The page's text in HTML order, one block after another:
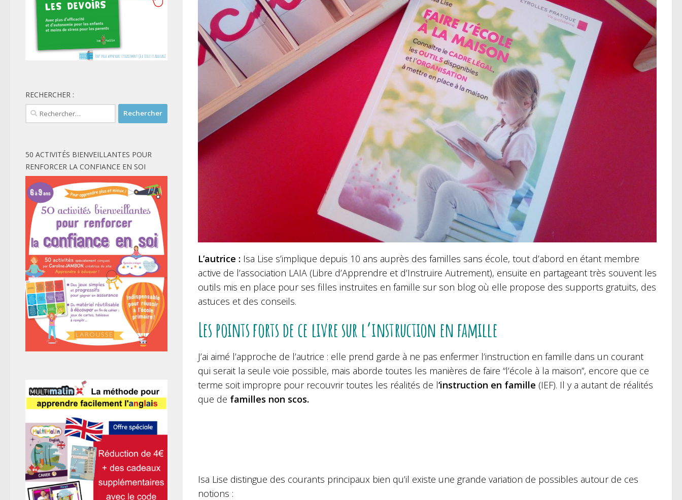
L’autrice : Isa Lise s’implique depuis 10 ans auprès des familles sans école, tout d’abord en étant membre
active de l’association LAIA (Libre d’Apprendre et d’Instruire Autrement), ensuite en partageant très souvent les
outils mis en place pour ses filles instruites en famille sur son blog où elle propose des supports gratuits, des
astuces et des conseils.
Les points forts de ce livre sur l’instruction en famille
J’ai aimé l’approche de l’autrice : elle prend garde à ne pas enfermer l’instruction en famille dans un courant
qui serait la seule voie possible, mais aborde toutes les manières de faire “l’école à la maison”, encore que ce
terme soit impropre pour recouvrir toutes les réalités de l‘instruction en famille (IEF). Il y a autant de réalités
que de familles non scos.
Isa Lise distingue des courants principaux bien qu’il existe une grande variation de possibles autour de ces
notions :
RECHERCHER :
Rechercher :
50 ACTIVITÉS BIENVEILLANTES POUR
RENFORCER LA CONFIANCE EN SOI